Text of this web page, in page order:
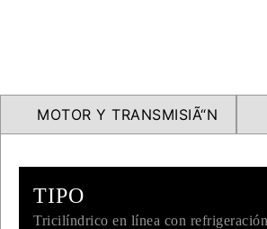
MOTOR Y TRANSMISIÃ“N
TIPO
Tricilíndrico en línea con